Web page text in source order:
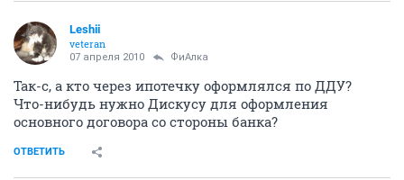
Leshii
veteran
07 апреля 2010 ФиАлка
Так-с, а кто через ипотечку оформлялся по ДДУ?
Что-нибудь нужно Дискусу для оформления
основного договора со стороны банка?
ОТВЕТИТЬ